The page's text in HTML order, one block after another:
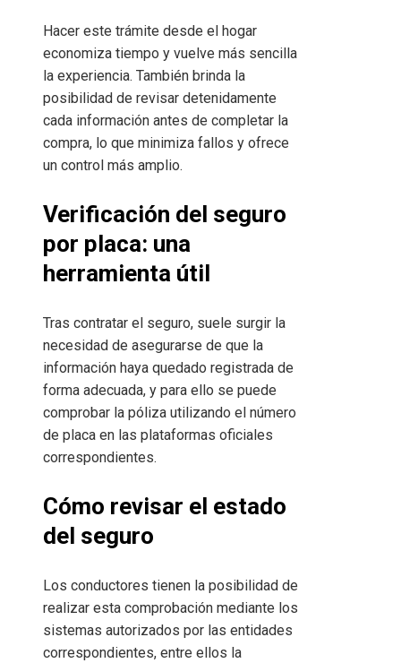
Hacer este trámite desde el hogar
economiza tiempo y vuelve más sencilla
la experiencia. También brinda la
posibilidad de revisar detenidamente
cada información antes de completar la
compra, lo que minimiza fallos y ofrece
un control más amplio.
Verificación del seguro
por placa: una
herramienta útil
Tras contratar el seguro, suele surgir la
necesidad de asegurarse de que la
información haya quedado registrada de
forma adecuada, y para ello se puede
comprobar la póliza utilizando el número
de placa en las plataformas oficiales
correspondientes.
Cómo revisar el estado
del seguro
Los conductores tienen la posibilidad de
realizar esta comprobación mediante los
sistemas autorizados por las entidades
correspondientes, entre ellos la